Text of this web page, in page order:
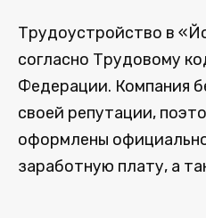
Трудоустройство в
согласно Трудовому
Федерации. Компания
своей репутации,
оформлены
заработную плату, а